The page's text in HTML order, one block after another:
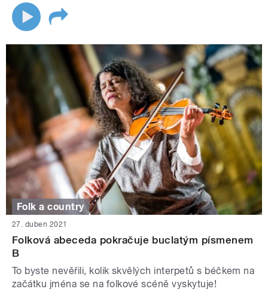
Folk a country
27. duben 2021
Folková abeceda pokračuje buclatým písmenem
B
To byste nevěřili, kolik skvělých interpetů s béčkem na
začátku jména se na folkové scéně vyskytuje!